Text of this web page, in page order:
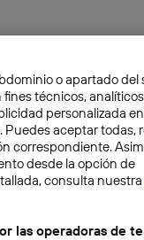
se mueven
de
con el
Además
o apartado del
técnicos,
personalizada
aceptar todas,
correspondiente.
desde la opción de
consulta nuestra
las operadoras de